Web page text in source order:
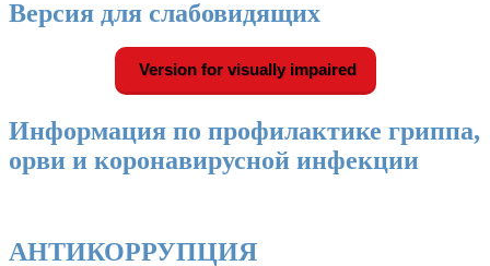
Версия для слабовидящих
Version for visually impaired
Информация по профилактике гриппа,
орви и коронавирусной инфекции
АНТИКОРРУПЦИЯ